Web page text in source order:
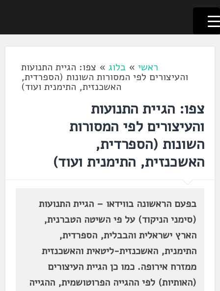
דלג
לתוכן
לשוניאדה
עברית. לשון. שפה
ראשי» בלוג» צפו: הגיית התנועות
והעיצורים לפי המסורות השונות (הספרדית,
האשכנזית, התימנית ועוד)
צפו: הגיית התנועות
והעיצורים לפי המסורות
השונות (הספרדית,
האשכנזית, התימנית ועוד)
בפעם הראשונה בווידאו – הגיית התנועות
(סימני הניקוד) על פי השיטה הטברנית,
הארץ ישראלית והבבלית, הספרדית,
התימנית, האשכנזית-ליטאית והאשכנזית
ממזרח אירופה. כמו כן הגיית העיצורים
(האותיות) לפי ההגייה הפרוטושמית, ההגייה